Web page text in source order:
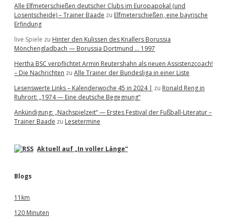
Alle Elfmeterschießen deutscher Clubs im Europapokal (und
Losentscheide) – Trainer Baade zu Elfmeterschießen, eine bayrische
Erfindung
live Spiele zu Hinter den Kulissen des Knallers Borussia
Mönchengladbach — Borussia Dortmund … 1997
Hertha BSC verpflichtet Armin Reutershahn als neuen Assistenzcoach!
– Die Nachrichten zu Alle Trainer der Bundesliga in einer Liste
Lesenswerte Links – Kalenderwoche 45 in 2024 | zu Ronald Reng in
Ruhrort: „1974 — Eine deutsche Begegnung“
Ankündigung: „Nachspielzeit“ — Erstes Festival der Fußball-Literatur –
Trainer Baade zu Lesetermine
Aktuell auf „In voller Länge“
Blogs
11km
120 Minuten